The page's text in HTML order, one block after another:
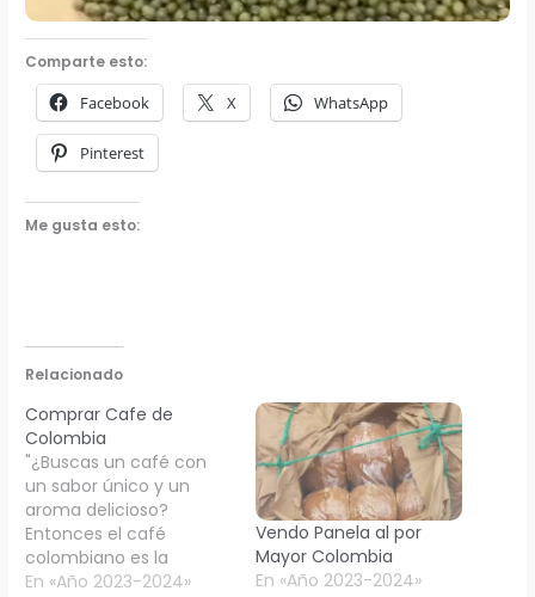
Comparte esto:
Facebook X WhatsApp
Pinterest
Me gusta esto:
Relacionado
Comprar Cafe de
Colombia
"¿Buscas un café con
un sabor único y un
aroma delicioso?
Entonces el café
colombiano es la
elección perfecta para
En «Año 2023-2024»
Vendo Panela al por
Mayor Colombia
En «Año 2023-2024»